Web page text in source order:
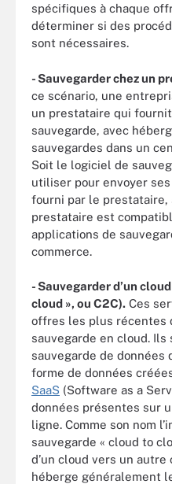
spécifiques à chaque
déterminer si des
sont nécessaires.
- Sauvegarder chez un
ce scénario, une
un prestataire qui
sauvegarde, avec
sauvegardes dans un
Soit le logiciel de
utiliser pour envoyer
fourni par le prestataire,
prestataire est
applications de
commerce.
- Sauvegarder d’un
cloud », ou C2C). Ces
offres les plus récentes
sauvegarde en cloud. Ils
sauvegarde de données
forme de données
SaaS (Software as a
données présentes sur
ligne. Comme son nom
sauvegarde « cloud to
d’un cloud vers un
héberge généralement